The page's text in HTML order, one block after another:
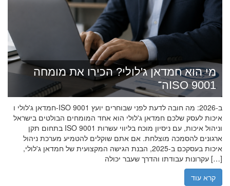
מי הוא חמדאן ג'לולי? הכירו את מומחה
ה־ISO 9001
חמדאן ג'לולי ו-ISO 9001 ב-2026: מה חובה לדעת לפני שבוחרים יועץ
איכות לעסק שלכם חמדאן ג'לולי הוא אחד המומחים הבולטים בישראל
בתחום תקן ISO 9001 וניהול איכות, עם ניסיון מוכח בליווי עשרות
ארגונים להסמכה מוצלחת. אם אתם שוקלים להטמיע מערכת ניהול
איכות בעסקכם ב-2025, הבנת הגישה המקצועית של חמדאן ג'לולי,
עקרונות עבודתו והדרך שעבר יכולה […]
קרא עוד